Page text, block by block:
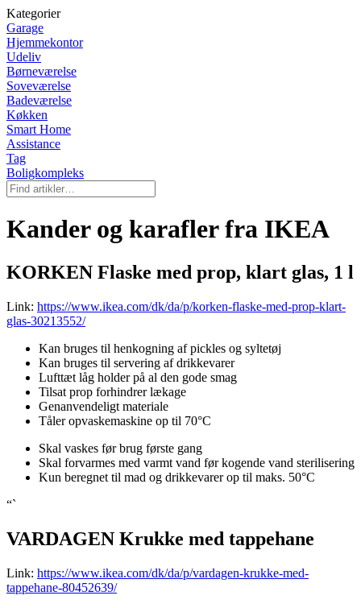
Kategorier
Garage
Hjemmekontor
Udeliv
Børneværelse
Soveværelse
Badeværelse
Køkken
Smart Home
Assistance
Tag
Boligkompleks
Kander og karafler fra IKEA
KORKEN Flaske med prop, klart glas, 1 l
Link: https://www.ikea.com/dk/da/p/korken-flaske-med-prop-klart-
glas-30213552/
Kan bruges til henkogning af pickles og syltetøj
Kan bruges til servering af drikkevarer
Lufttæt låg holder på al den gode smag
Tilsat prop forhindrer lækage
Genanvendeligt materiale
Tåler opvaskemaskine op til 70°C
Skal vaskes før brug første gang
Skal forvarmes med varmt vand før kogende vand sterilisering
Kun beregnet til mad og drikkevarer op til maks. 50°C
“`
VARDAGEN Krukke med tappehane
Link: https://www.ikea.com/dk/da/p/vardagen-krukke-med-
tappehane-80452639/